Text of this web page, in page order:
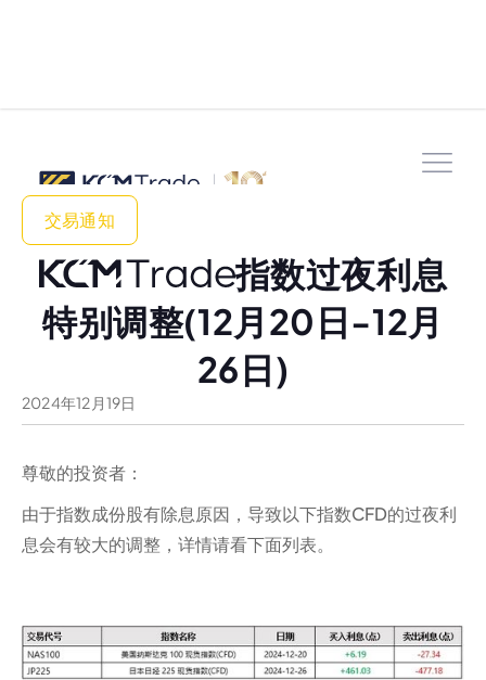
交易通知
指数过夜利息
特别调整(12月20日-12月
26日)
2024年12 月19日
尊敬的投资者：
由于指数成份股有除息原因，导致以下指数CFD的过夜利
息会有较大的调整，详情请看下面列表。